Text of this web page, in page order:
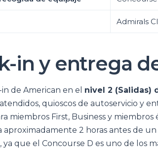
Admirals
in y entrega
de American en el nivel 2 (Salidas)
quioscos de autoservicio y
miembros First, Business y
aproximadamente 2 horas antes de
que el Concourse D es uno de los